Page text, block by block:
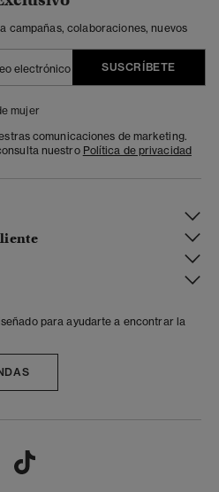
campañas, colaboraciones, nuevos
SUSCRÍBETE
mujer
comunicaciones de marketing.
nuestro Política de privacidad
para ayudarte a encontrar la